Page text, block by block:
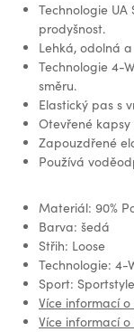
Technologie
prodyšnost.
Lehká, odolná
Technologie 4-
směru.
Elastický pas s
Otevřené
Zapouzdřené
Používá
Materiál: 90%
Barva: šedá
Střih: Loose
Technologie: 4-
Sport: Sportstyle
Více informací
Více informací o